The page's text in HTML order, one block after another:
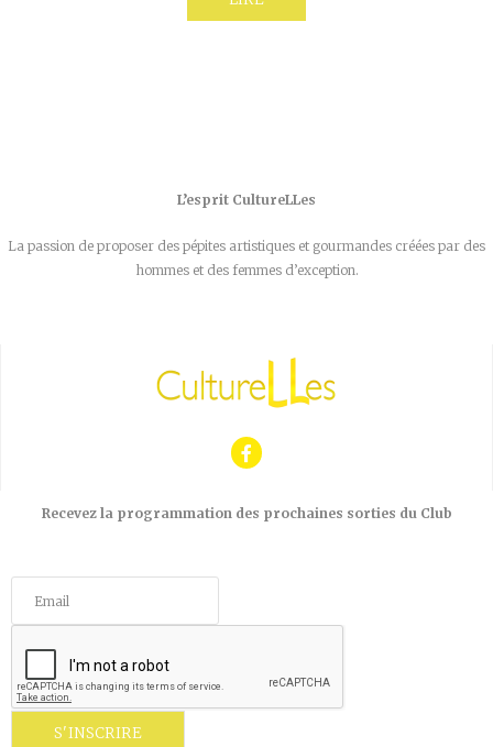
L’esprit CultureLLes
La passion de proposer des pépites artistiques et gourmandes créées par des
hommes et des femmes d’exception.
Recevez la programmation des prochaines sorties du Club